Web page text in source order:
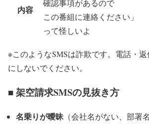
内容
確認事項があるので
この番組に連絡ください」
って怪しいよ
※このようなSMSは詐欺です。電話・
にしないでください。
■ 架空請求SMSの見抜き方
名乗りが曖昧 （会社名がない、部署